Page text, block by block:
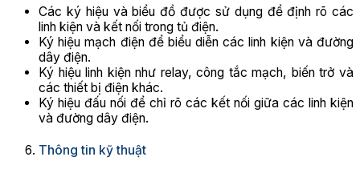
Các ký hiệu và biểu đồ được sử dụng để định rõ các
linh kiện và kết nối trong tủ điện.
Ký hiệu mạch điện để biểu diễn các linh kiện và đường
dây điện.
Ký hiệu linh kiện như relay, công tắc mạch, biến trở và
các thiết bị điện khác.
Ký hiệu đấu nối để chỉ rõ các kết nối giữa các linh kiện
và đường dây điện.
Thông tin kỹ thuật